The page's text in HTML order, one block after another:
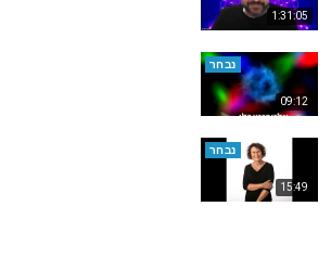
1:31:05
09:12
נבחר
15:49
נבחר